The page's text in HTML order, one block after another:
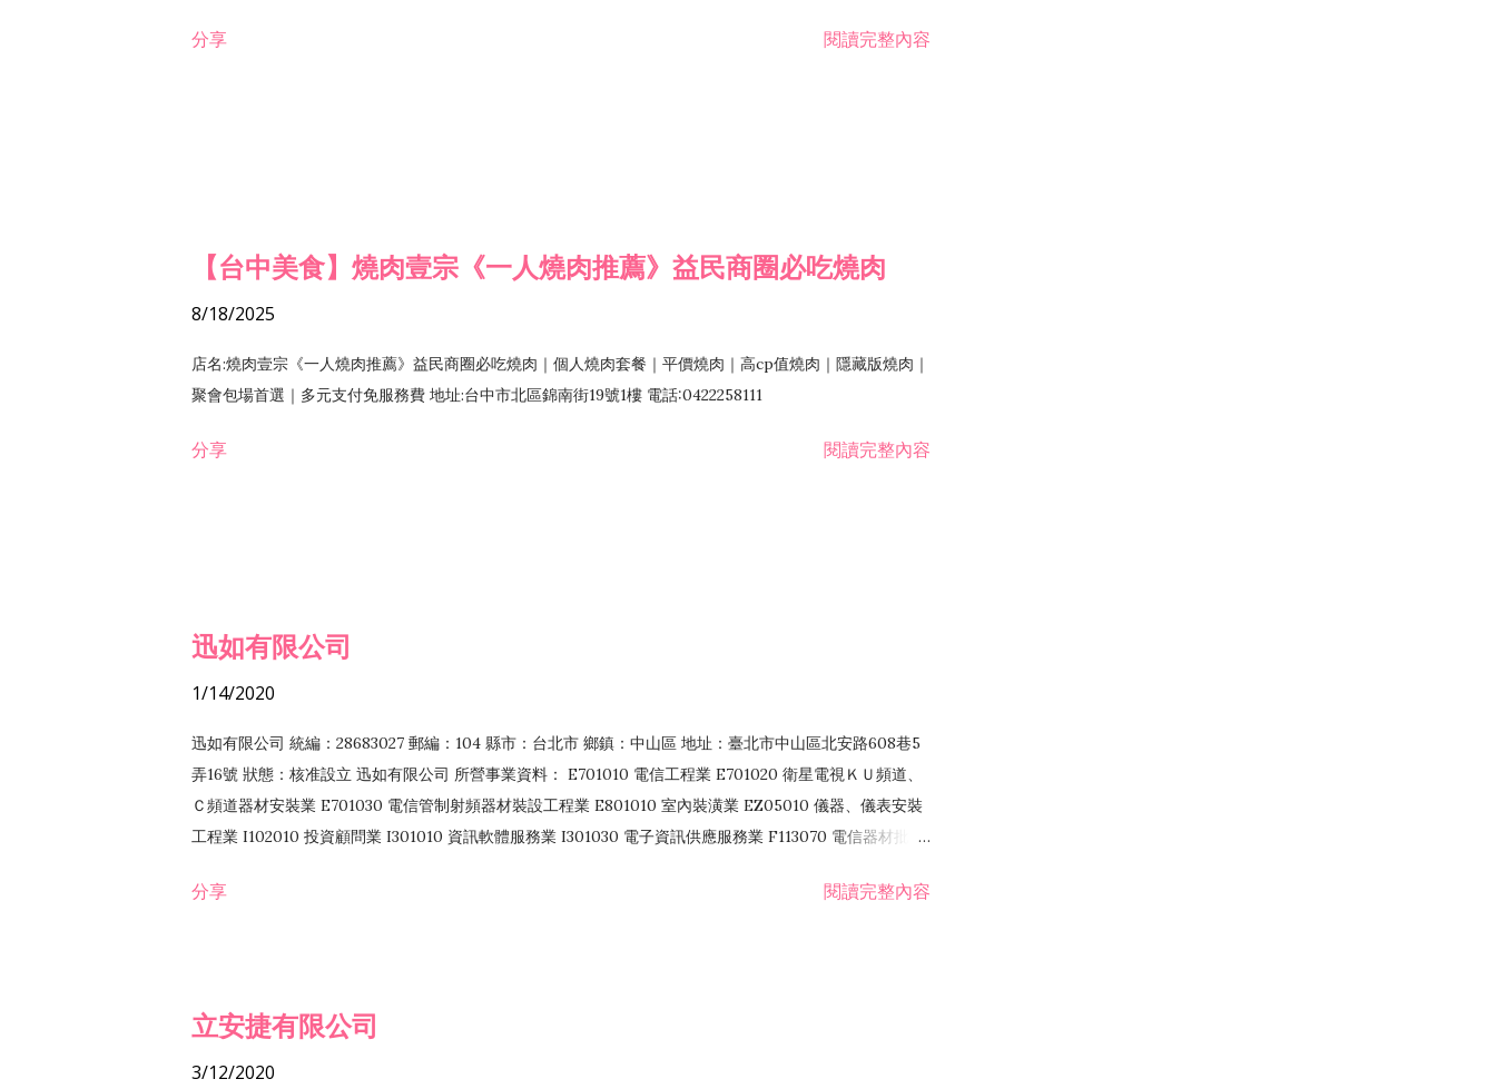
分享 閱讀完整內容
【台中美食】燒肉壹宗《一人燒肉推薦》益民商圈必吃燒肉
8/18/2025
店名:燒肉壹宗《一人燒肉推薦》益民商圈必吃燒肉｜個人燒肉套餐｜平價燒肉｜高cp值燒肉｜隱藏版燒肉｜
聚會包場首選｜多元支付免服務費 地址:台中市北區錦南街19號1樓 電話:0422258111
分享 閱讀完整內容
迅如有限公司
1/14/2020
迅如有限公司 統編：28683027 郵編：104 縣市：台北市 鄉鎮：中山區 地址：臺北市中山區北安路608巷5
弄16號 狀態：核准設立 迅如有限公司 所營事業資料： E701010 電信工程業 E701020 衛星電視ＫＵ頻道、
Ｃ頻道器材安裝業 E701030 電信管制射頻器材裝設工程業 E801010 室內裝潢業 EZ05010 儀器、儀表安裝
工程業 I102010 投資顧問業 I301010 資訊軟體服務業 I301030 電子資訊供應服務業 F113070 電信器材批發
務 F102030 菸酒批發業 F203020 菸酒零售業 F401171 酒類輸入業
分享 閱讀完整內容
立安捷有限公司
3/12/2020